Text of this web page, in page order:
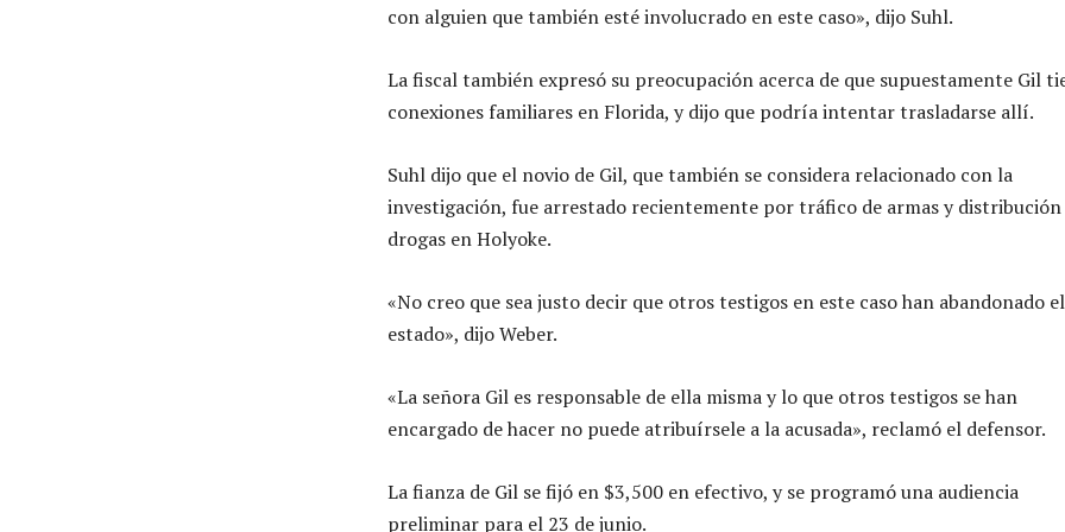
con alguien que también esté involucrado en este caso», dijo Suhl.
La fiscal también expresó su preocupación acerca de que supuestamente Gil
conexiones familiares en Florida, y dijo que podría intentar trasladarse allí.
Suhl dijo que el novio de Gil, que también se considera relacionado con la
investigación, fue arrestado recientemente por tráfico de armas y distribución
drogas en Holyoke.
«No creo que sea justo decir que otros testigos en este caso han abandonado el
estado», dijo Weber.
«La señora Gil es responsable de ella misma y lo que otros testigos se han
encargado de hacer no puede atribuírsele a la acusada», reclamó el defensor.
La fianza de Gil se fijó en $3,500 en efectivo, y se programó una audiencia
preliminar para el 23 de junio.